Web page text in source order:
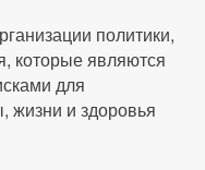
политики,
которые являются
для
жизни и здоровья